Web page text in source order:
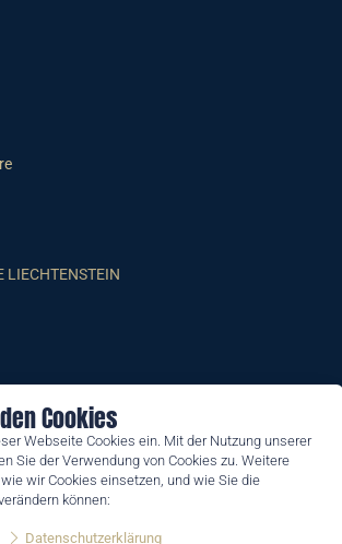
Cookies
Webseite Cookies ein. Mit der Nutzung unserer
Sie der Verwendung von Cookies zu. Weitere
wir Cookies einsetzen, und wie Sie die
können:
Datenschutzerklärung